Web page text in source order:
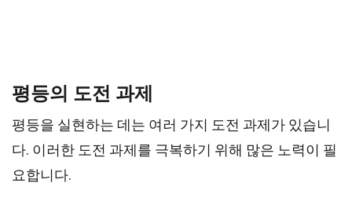
평등의 도전 과제
평등을 실현하는 데는 여러 가지 도전 과제가 있습니
다. 이러한 도전 과제를 극복하기 위해 많은 노력이 필
요합니다.